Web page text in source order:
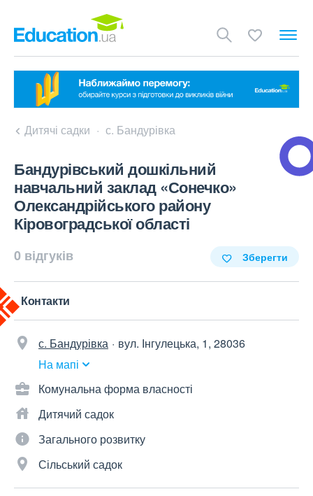
Дитячі садки с. Бандурівка
Бандурівський дошкільний
навчальний заклад «Сонечко»
Олександрійського району
Кіровоградської області
0 відгуків Зберегти
Контакти
с. Бандурівка
вул. Інгулецька, 1, 28036
На мапі
Комунальна форма власності
Дитячий садок
Загального розвитку
Сільський садок